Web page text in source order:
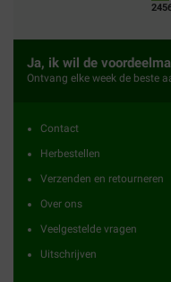
Ja, ik wil de
Ontvang elke week de beste
Contact
Herbestellen
Verzenden en retourneren
Over ons
Veelgestelde vragen
Uitschrijven